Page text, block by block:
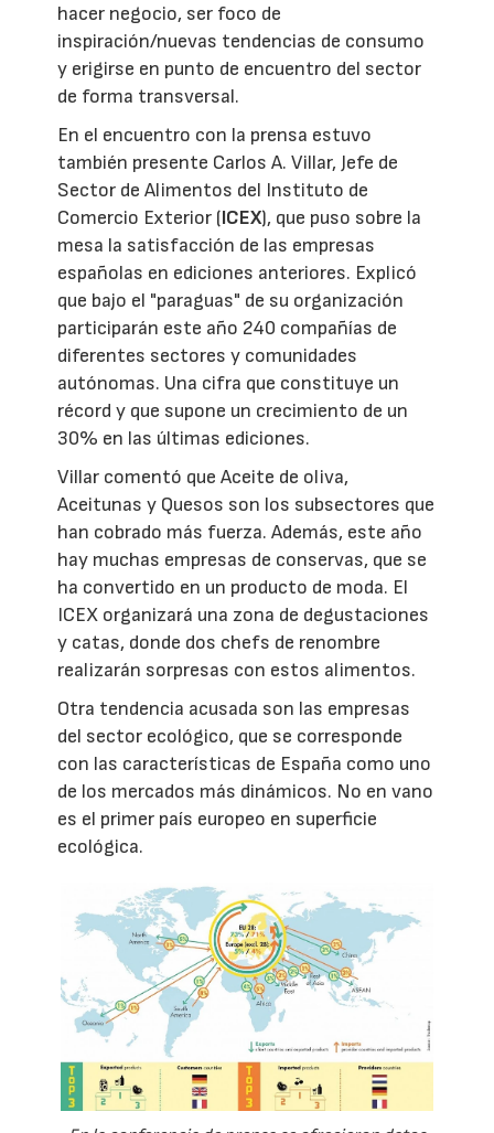
hacer negocio, ser foco de
inspiración/nuevas tendencias de consumo
y erigirse en punto de encuentro del sector
de forma transversal.
En el encuentro con la prensa estuvo
también presente Carlos A. Villar, Jefe de
Sector de Alimentos del Instituto de
Comercio Exterior (ICEX), que puso sobre la
mesa la satisfacción de las empresas
españolas en ediciones anteriores. Explicó
que bajo el "paraguas" de su organización
participarán este año 240 compañías de
diferentes sectores y comunidades
autónomas. Una cifra que constituye un
récord y que supone un crecimiento de un
30% en las últimas ediciones.
Villar comentó que Aceite de oliva,
Aceitunas y Quesos son los subsectores que
han cobrado más fuerza. Además, este año
hay muchas empresas de conservas, que se
ha convertido en un producto de moda. El
ICEX organizará una zona de degustaciones
y catas, donde dos chefs de renombre
realizarán sorpresas con estos alimentos.
Otra tendencia acusada son las empresas
del sector ecológico, que se corresponde
con las características de España como uno
de los mercados más dinámicos. No en vano
es el primer país europeo en superficie
ecológica.